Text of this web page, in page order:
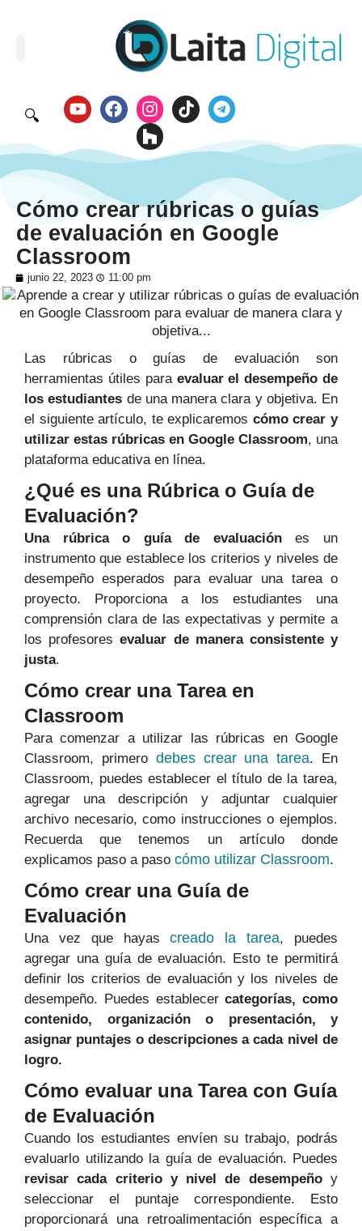
🔍
Cómo crear rúbricas o guías
de evaluación en Google
Classroom
junio 22, 2023 11:00 pm
Las rúbricas o guías de evaluación son
herramientas útiles para evaluar el desempeño de
los estudiantes de una manera clara y objetiva. En
el siguiente artículo, te explicaremos cómo crear y
utilizar estas rúbricas en Google Classroom, una
plataforma educativa en línea.
¿Qué es una Rúbrica o Guía de
Evaluación?
Una rúbrica o guía de evaluaciónes un
instrumento que establece los criterios y niveles de
desempeño esperados para evaluar una tarea o
proyecto. Proporciona a los estudiantes una
comprensión clara de las expectativas y permite a
los profesoresevaluar de manera consistente y
justa.
Cómo crear una Tarea en
Classroom
Para comenzar a utilizar las rúbricas en Google
Classroom, primero debes crear una tarea. En
Classroom, puedes establecer el título de la tarea,
agregar una descripción y adjuntar cualquier
archivo necesario, como instrucciones o ejemplos.
Recuerda que tenemos un artículo donde
explicamos paso a paso cómo utilizar Classroom.
Cómo crear una Guía de
Evaluación
Una vez que hayascreado la tarea, puedes
agregar una guía de evaluación. Esto te permitirá
definir los criterios de evaluación y los niveles de
desempeño. Puedes establecercategorías, como
contenido, organización o presentación, y
asignar puntajes o descripciones a cada nivel de
logro.
Cómo evaluar una Tarea con Guía
de Evaluación
Cuando los estudiantes envíen su trabajo, podrás
evaluarlo utilizando la guía de evaluación. Puedes
revisar cada criterio y nivel de desempeñoy
seleccionar el puntaje correspondiente. Esto
proporcionará una retroalimentación específica a